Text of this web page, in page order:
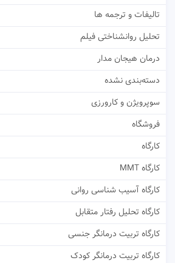
تالیفات و ترجمه ها
تحلیل روانشناختی فیلم
درمان هیجان مدار
دسته‌بندی نشده
سوپرویژن و کارورزی
فروشگاه
کارگاه
کارگاه MMT
کارگاه آسیب شناسی روانی
کارگاه تحلیل رفتار متقابل
کارگاه تربیت درمانگر جنسی
کارگاه تربیت درمانگر کودک